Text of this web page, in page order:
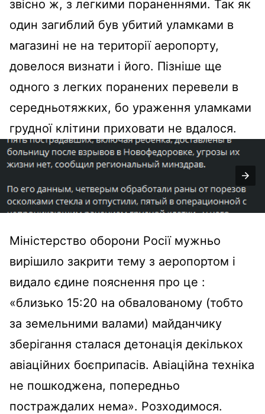
звісно ж, з легкими пораненнями. Так як
один загиблий був убитий уламками в
магазині не на території аеропорту,
довелося визнати і його. Пізніше ще
одного з легких поранених перевели в
середньотяжких, бо ураження уламками
грудної клітини приховати не вдалося.
Міністерство оборони Росії мужньо
вирішило закрити тему з аеропортом і
видало єдине пояснення про це :
«близько 15:20 на обвалованому (тобто
за земельними валами) майданчику
зберігання сталася детонація декількох
авіаційних боєприпасів. Авіаційна техніка
не пошкоджена, попередньо
постраждалих нема». Розходимося.